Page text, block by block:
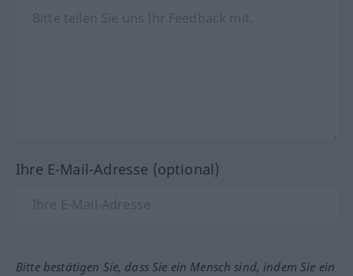
Ihre E-Mail-Adresse (optional)
Bitte bestätigen Sie, dass Sie ein Mensch sind, indem Sie ein